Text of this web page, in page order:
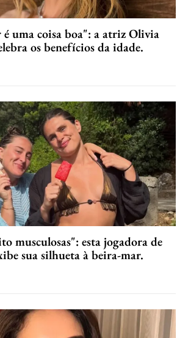
é uma coisa boa": a atriz Olivia
os benefícios da idade.
musculosas": esta jogadora de
sua silhueta à beira-mar.